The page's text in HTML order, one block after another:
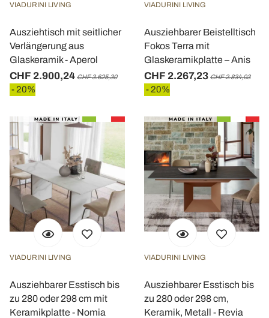
VIADURINI LIVING
Ausziehtisch mit seitlicher
Verlängerung aus
Glaskeramik - Aperol
CHF 2.900,24 CHF 3.625,30
- 20%
VIADURINI LIVING
Ausziehbarer Beistelltisch
Fokos Terra mit
Glaskeramikplatte – Anis
CHF 2.267,23 CHF 2.834,03
- 20%
VIADURINI LIVING
Ausziehbarer Esstisch bis
zu 280 oder 298 cm mit
Keramikplatte - Nomia
VIADURINI LIVING
Ausziehbarer Esstisch bis
zu 280 oder 298 cm,
Keramik, Metall - Revia